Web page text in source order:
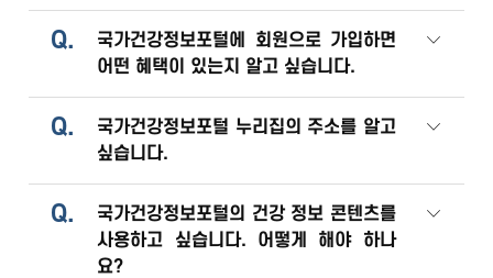
Q.
국가건강정보포털에 회원으로 가입하면
어떤 혜택이 있는지 알고 싶습니다.
Q.
국가건강정보포털 누리집의 주소를 알고
싶습니다.
Q.
국가건강정보포털의 건강 정보 콘텐츠를
사용하고 싶습니다. 어떻게 해야 하나
요?